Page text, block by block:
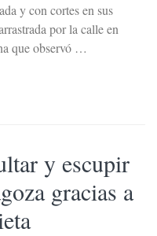
y con cortes en sus
por la calle en
que observó …
y escupir
gracias a